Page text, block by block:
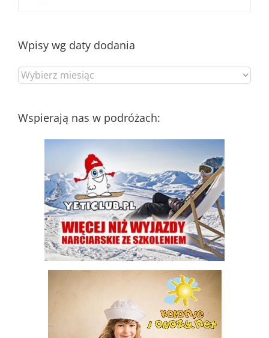
Wpisy wg daty dodania
Wpisy
wg
Wspierają nas w podróżach: